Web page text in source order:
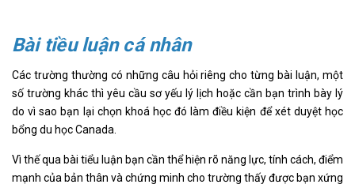
Bài tiều luận cá nhân
Các trường thường có những câu hỏi riêng cho từng bài luận, một
số trường khác thì yêu cầu sơ yếu lý lịch hoặc cần bạn trình bày lý
do vì sao bạn lại chọn khoá học đó làm điều kiện để xét duyệt học
bổng du học Canada.
Vì thế qua bài tiểu luận bạn cần thể hiện rõ năng lực, tính cách, điểm
mạnh của bản thân và chứng minh cho trường thấy được bạn xứng